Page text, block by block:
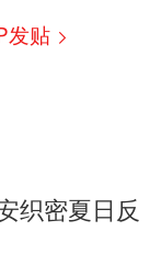
发贴
织密夏日反